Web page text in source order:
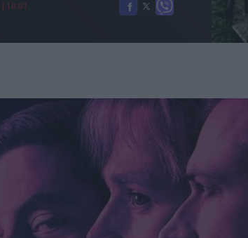
| 10:01